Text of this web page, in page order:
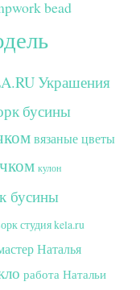
bead
Украшения
бусины
вязаные цветы
кулон
бусины
студия kela.ru
Наталья
работа Натальи